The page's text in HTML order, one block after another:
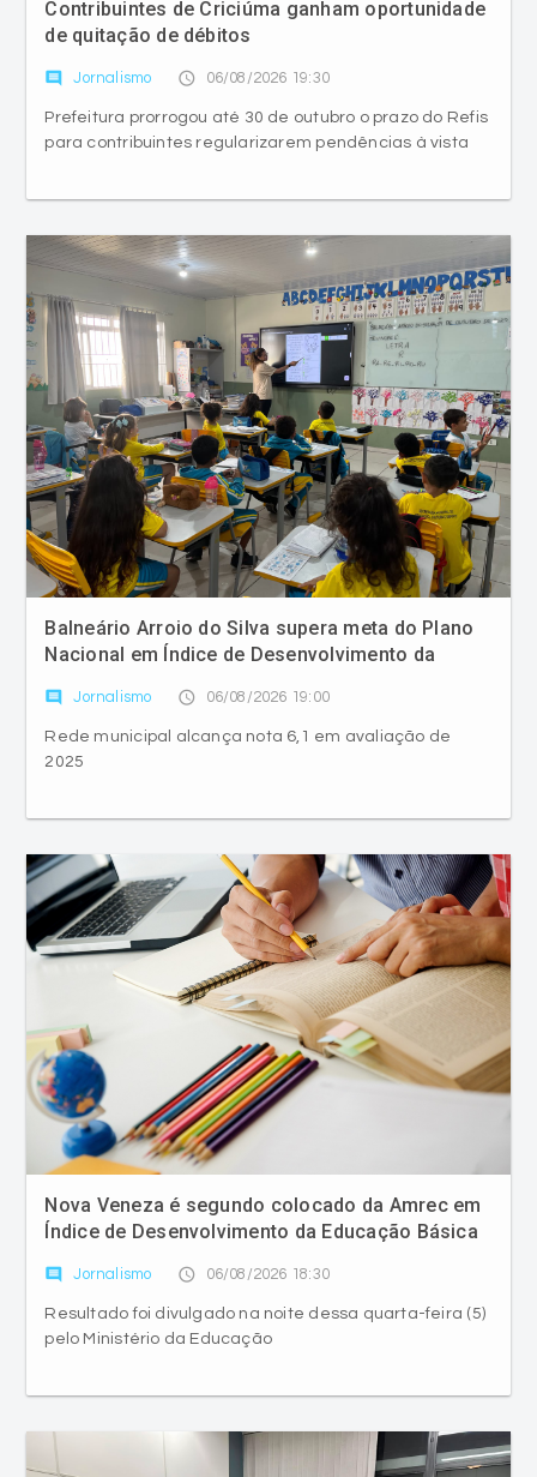
Contribuintes de Criciúma ganham oportunidade
de quitação de débitos
comment Jornalismo access_time 06/08/2026 19:30
Prefeitura prorrogou até 30 de outubro o prazo do Refis
para contribuintes regularizarem pendências à vista
Balneário Arroio do Silva supera meta do Plano
Nacional em Índice de Desenvolvimento da
comment Jornalismo access_time 06/08/2026 19:00
Rede municipal alcança nota 6,1 em avaliação de
2025
Nova Veneza é segundo colocado da Amrec em
Índice de Desenvolvimento da Educação Básica
comment Jornalismo access_time 06/08/2026 18:30
Resultado foi divulgado na noite dessa quarta-feira (5)
pelo Ministério da Educação